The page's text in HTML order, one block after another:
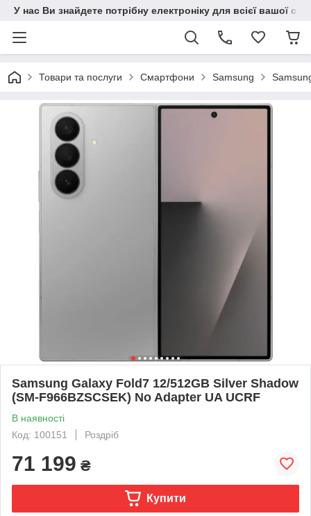
У нас Ви знайдете потрібну електроніку для всієї вашої
Товари та послуги Смартфони Samsung
Samsung Galaxy Fold7 12/512GB Silver Shadow
(SM-F966BZSCSEK) No Adapter UA UCRF
В наявності
Код: 100151
Роздріб
71 199 ₴
Купити